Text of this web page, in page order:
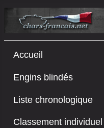
Accueil
Engins blindés
Liste chronologique
Classement individuel